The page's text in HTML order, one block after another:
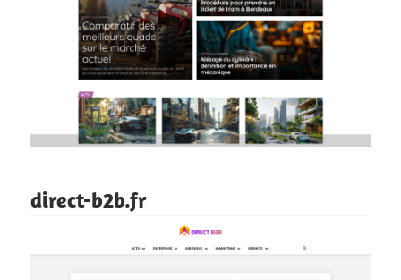
direct-b2b.fr